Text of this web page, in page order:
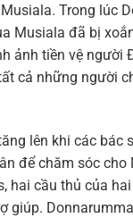
Trong lúc
Musiala đã bị
ảnh tiền vệ người
cả những người
lên khi các bác
để chăm sóc cho
hai cầu thủ của
giúp.